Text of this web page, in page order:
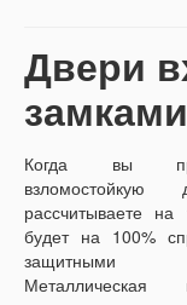
Двери
Когда вы
рассчитываете
будет на 100%
защитными
Металлическая